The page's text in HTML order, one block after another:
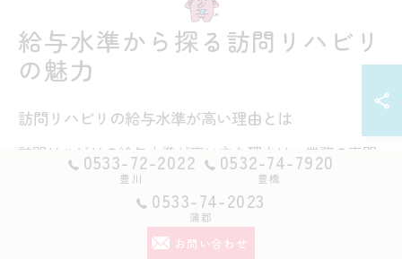
給与水準から探る訪問リハビリ
の魅力
訪問リハビリの給与水準が高い理由とは
訪問リハビリの給与水準が高い主な理由は、業務の専門
性と責任の大きさにあります。訪問リハビリでは、利用
者の自宅や施設に出向いて個別性の高いリハビリを提供
するため、現場での判断力や臨機応変な対応力が強く求
0533-72-2022
豊川
0532-74-7920
豊橋
0533-74-2023
蒲郡
お問い合わせ